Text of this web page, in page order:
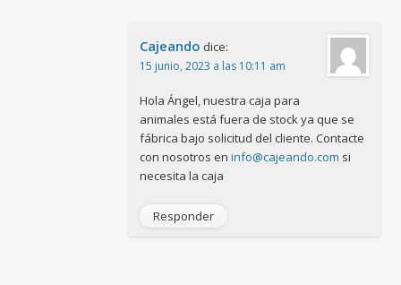
Cajeando dice:
15 junio, 2023 a las 10:11 am
Hola Ángel, nuestra caja para
animales está fuera de stock ya que se
fábrica bajo solicitud del cliente. Contacte
con nosotros eninfo@cajeando.com si
necesita la caja
Responder